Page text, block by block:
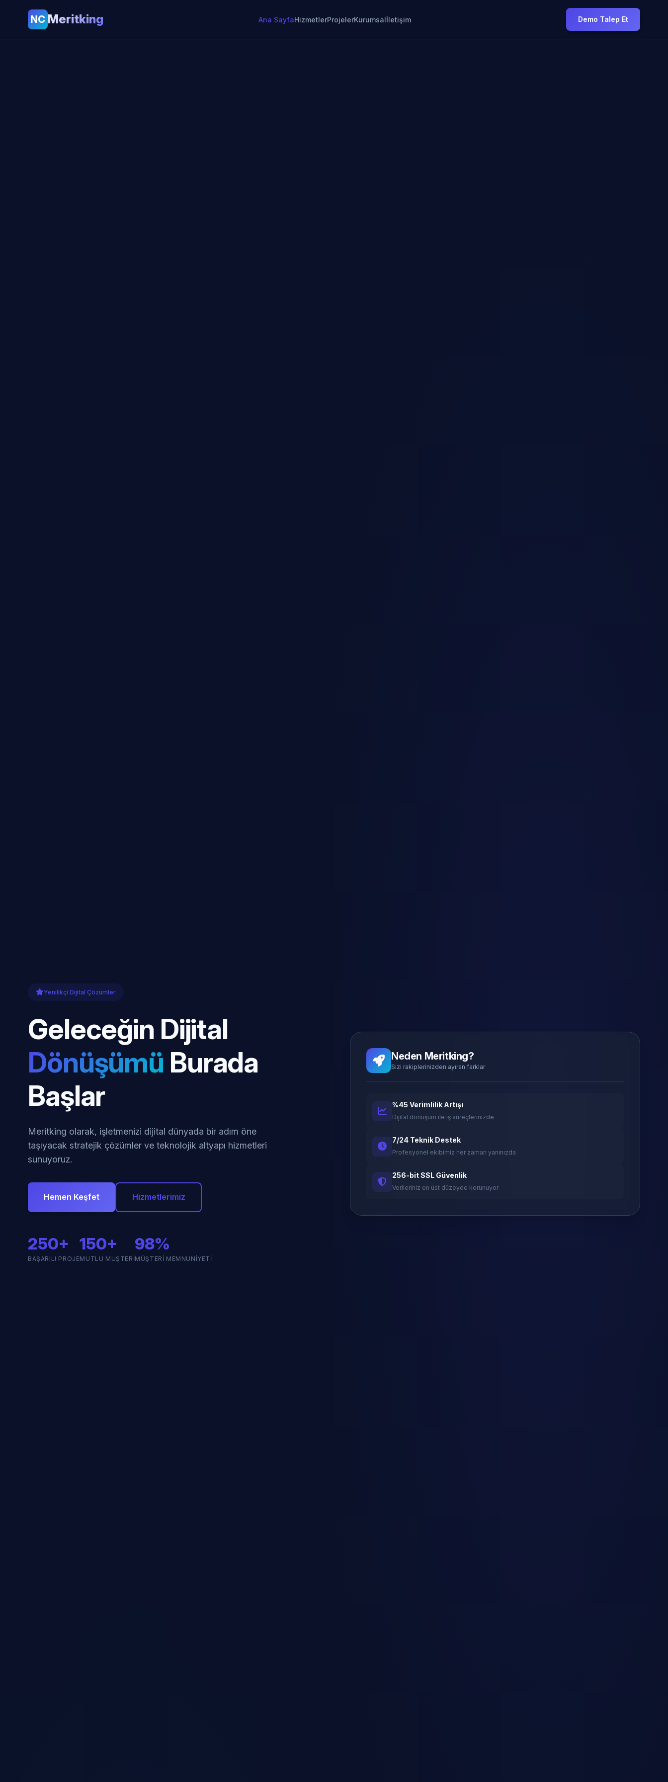
NC Meritking Ana SayfaHizmetlerProjelerKurumsalİletişim Demo Talep Et
Yenilikçi Dijital Çözümler
Geleceğin Dijital
Dönüşümü Burada
Başlar
Meritking olarak, işletmenizi dijital dünyada bir adım öne
taşıyacak stratejik çözümler ve teknolojik altyapı hizmetleri
sunuyoruz.
Hemen Keşfet Hizmetlerimiz
250+
BAŞARILI PROJE
150+
MUTLU MÜŞTERI
98%
MÜŞTERI MEMNUNIYETI
Neden Meritking?
Sizi rakiplerinizden ayıran farklar
%45 Verimlilik Artışı
Dijital dönüşüm ile iş süreçlerinizde
7/24 Teknik Destek
Profesyonel ekibimiz her zaman yanınızda
256-bit SSL Güvenlik
Verileriniz en üst düzeyde korunuyor